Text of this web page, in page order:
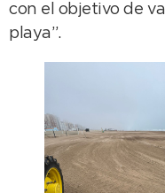
con el objetivo de
playa”.